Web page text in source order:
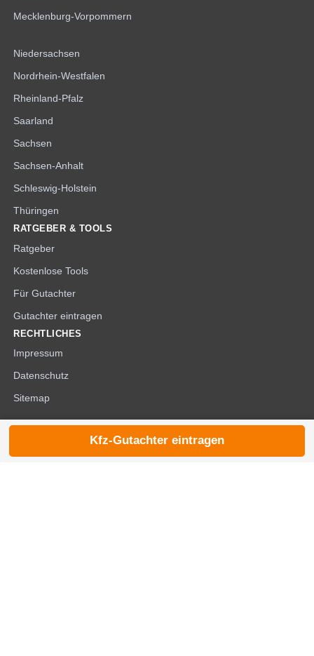
Mecklenburg-Vorpommern
Niedersachsen
Nordrhein-Westfalen
Rheinland-Pfalz
Saarland
Sachsen
Sachsen-Anhalt
Schleswig-Holstein
Thüringen
RATGEBER & TOOLS
Ratgeber
Kostenlose Tools
Für Gutachter
Gutachter eintragen
RECHTLICHES
Impressum
Datenschutz
Sitemap
© 2026 die-kfzgutachter.de |
Kfz-Gutachter eintragen